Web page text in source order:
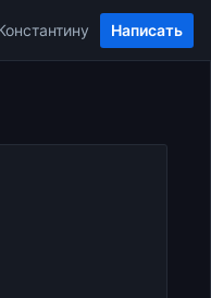
Написать